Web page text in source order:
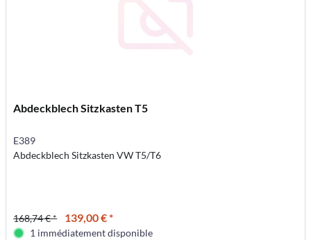
Abdeckblech Sitzkasten T5
E389
Abdeckblech Sitzkasten VW T5/T6
168,74 € * 139,00 € *
1 immédiatement disponible